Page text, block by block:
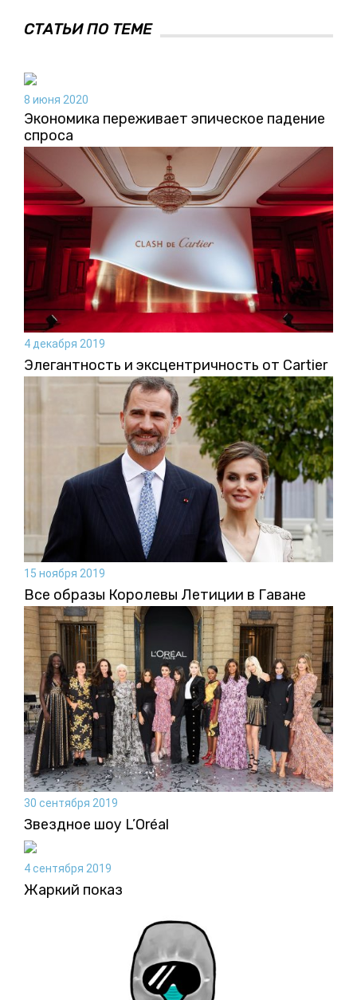
СТАТЬИ ПО ТЕМЕ
8 июня 2020
Экономика переживает эпическое падение
спроса
4 декабря 2019
Элегантность и эксцентричность от Cartier
15 ноября 2019
Все образы Королевы Летиции в Гаване
30 сентября 2019
Звездное шоу L’Oréal
4 сентября 2019
Жаркий показ